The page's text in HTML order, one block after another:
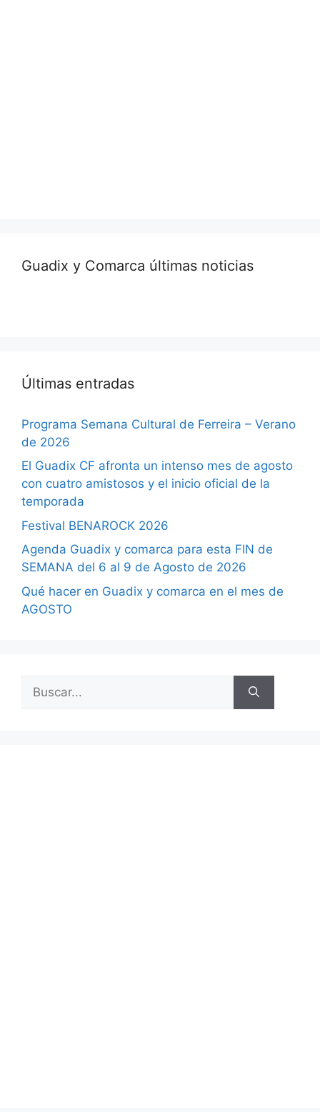
Guadix y Comarca últimas noticias
Últimas entradas
Programa Semana Cultural de Ferreira – Verano
de 2026
El Guadix CF afronta un intenso mes de agosto
con cuatro amistosos y el inicio oficial de la
temporada
Festival BENAROCK 2026
Agenda Guadix y comarca para esta FIN de
SEMANA del 6 al 9 de Agosto de 2026
Qué hacer en Guadix y comarca en el mes de
AGOSTO